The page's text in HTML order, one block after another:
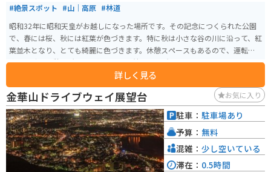
#絶景スポット #山｜高原 #林道
昭和32年に昭和天皇がお越しになった場所です。その記念につくられた公園
で、春には桜、秋には紅葉が色づきます。特に秋は小さな谷の川に沿って、紅
葉並木となり、とても綺麗に色づきます。休憩スペースもあるので、運転に
疲れた時の休憩場所として静かで落ち着ける場所です。
詳しく見る
金華山ドライブウェイ展望台 お気に入り
駐車： 駐車場あり
予算： 無料
混雑： 少し空いている
滞在： 0.5時間